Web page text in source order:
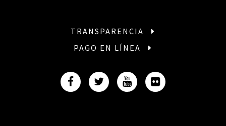
TRANSPARENCIA
PAGO EN LÍNEA